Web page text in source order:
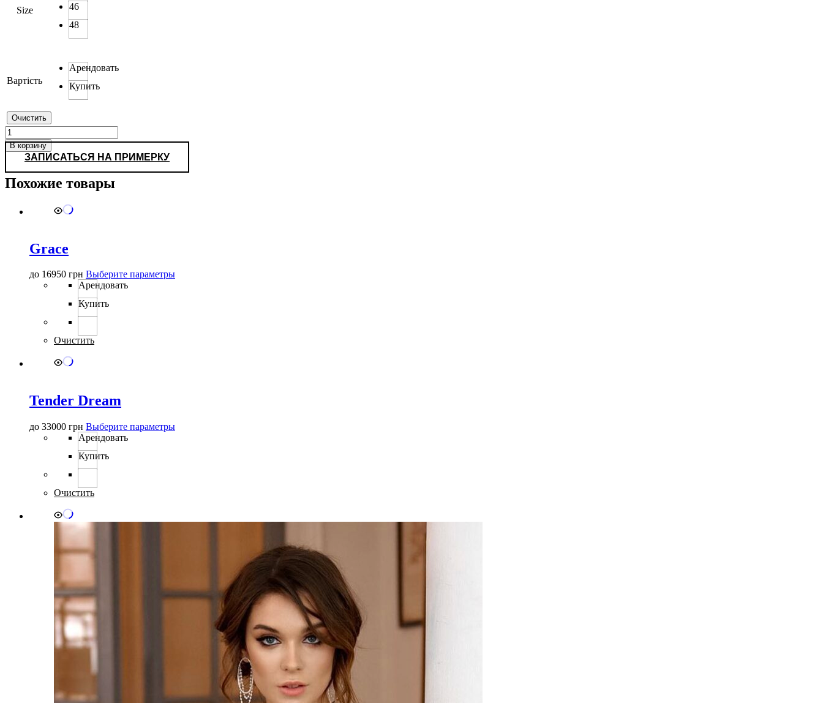
Size
46
48
Вартість
Арендовать
Купить
Очистить
Количество
товара
8024
В корзину
ЗАПИСАТЬСЯ НА ПРИМЕРКУ
Похожие товары
Grace
до 16950 грн Выберите параметрыЭтот
Арендовать
Купить
Очистить
Tender Dream
до 33000 грн Выберите параметрыЭтот
странице
Арендовать
Купить
Очистить